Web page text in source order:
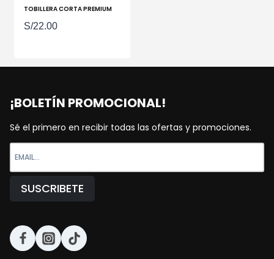
TOBILLERA CORTA PREMIUM
S/22.00
¡BOLETÍN PROMOCIONAL!
Sé el primero en recibir todas las ofertas y promociones.